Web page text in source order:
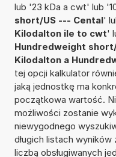
lub '23 kDa a cwt' lub
short/US --- Cental'
Kilodalton ile to cwt'
Hundredweight
Kilodalton a
tej opcji kalkulator
jaką jednostkę ma
początkowa wartość.
możliwości zostanie
niewygodnego
długich listach
liczbą obsługiwanych